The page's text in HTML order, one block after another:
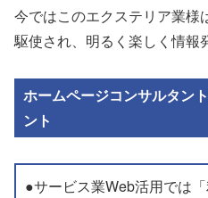
今ではこのエクステリア業様
駆使され、明るく楽しく情報
ホームページコンサルタン
ント
●サービス業Web活用では